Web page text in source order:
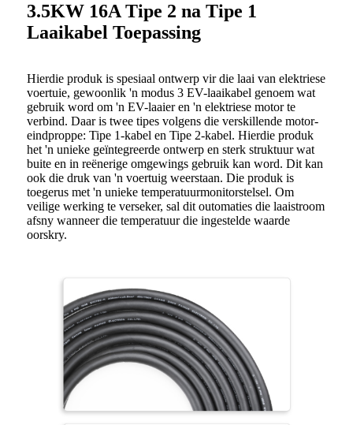
3.5KW 16A Tipe 2 na Tipe 1
Laaikabel Toepassing
Hierdie produk is spesiaal ontwerp vir die laai van elektriese
voertuie, gewoonlik 'n modus 3 EV-laaikabel genoem wat
gebruik word om 'n EV-laaier en 'n elektriese motor te
verbind. Daar is twee tipes volgens die verskillende motor-
eindproppe: Tipe 1-kabel en Tipe 2-kabel. Hierdie produk
het 'n unieke geïntegreerde ontwerp en sterk struktuur wat
buite en in reënerige omgewings gebruik kan word. Dit kan
ook die druk van 'n voertuig weerstaan. Die produk is
toegerus met 'n unieke temperatuurmonitorstelsel. Om
veilige werking te verseker, sal dit outomaties die laaistroom
afsny wanneer die temperatuur die ingestelde waarde
oorskry.